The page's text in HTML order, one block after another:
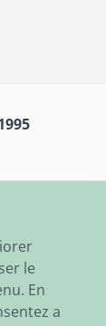
entier
le
En
a